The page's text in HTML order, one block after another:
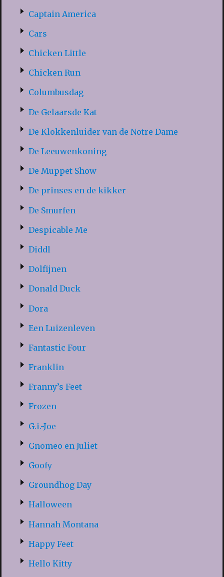
Captain America
Cars
Chicken Little
Chicken Run
Columbusdag
De Gelaarsde Kat
De Klokkenluider van de Notre Dame
De Leeuwenkoning
De Muppet Show
De prinses en de kikker
De Smurfen
Despicable Me
Diddl
Dolfijnen
Donald Duck
Dora
Een Luizenleven
Fantastic Four
Franklin
Franny’s Feet
Frozen
G.i.-Joe
Gnomeo en Juliet
Goofy
Groundhog Day
Halloween
Hannah Montana
Happy Feet
Hello Kitty